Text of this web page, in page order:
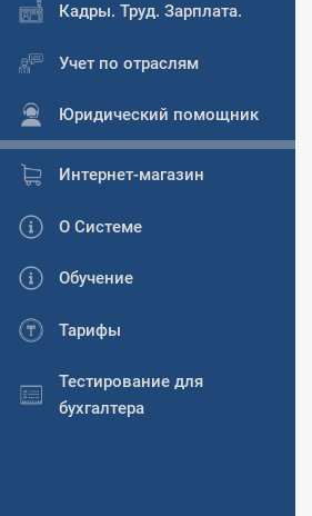
Кадры. Труд. Зарплата.
Учет по отраслям
Юридический помощник
Интернет-магазин
О Системе
Обучение
Тарифы
Тестирование для
бухгалтера